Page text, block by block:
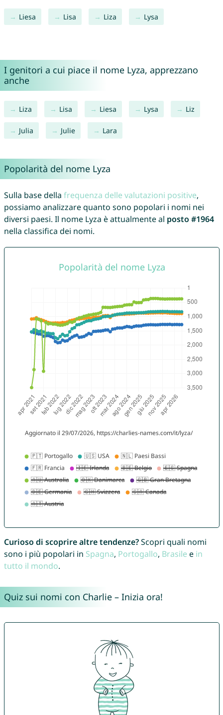
Liesa Lisa Liza Lysa
I genitori a cui piace il nome Lyza, apprezzano
anche
Liza Lisa Liesa Lysa Liz
Julia Julie Lara
Popolarità del nome Lyza
Sulla base della frequenza delle valutazioni positive,
possiamo analizzare quanto sono popolari i nomi nei
diversi paesi. Il nome Lyza è attualmente al posto #1964
nella classifica dei nomi.
Curioso di scoprire altre tendenze?Scopri quali nomi
sono i più popolari in Spagna, Portogallo, Brasile e in
tutto il mondo.
Quiz sui nomi con Charlie – Inizia ora!